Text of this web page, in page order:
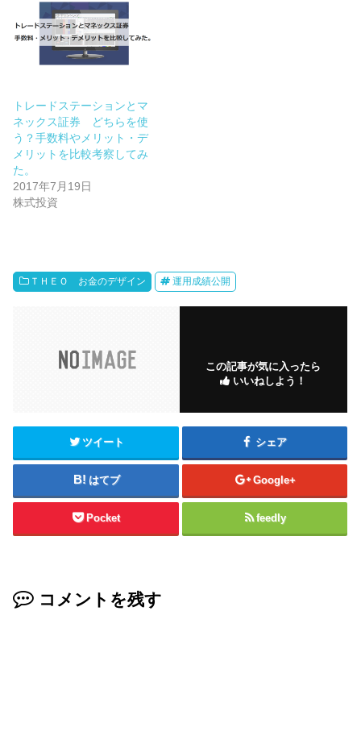
トレードステーションとマ
ネックス証券 どちらを使
う？手数料やメリット・デ
メリットを比較考察してみ
た。
2017年7月19日
株式投資
ＴＨＥＯ お金のデザイン 運用成績公開
この記事が気に入ったら
いいねしよう！
ツイート シェア
はてブ Google+
Pocket feedly
コメントを残す